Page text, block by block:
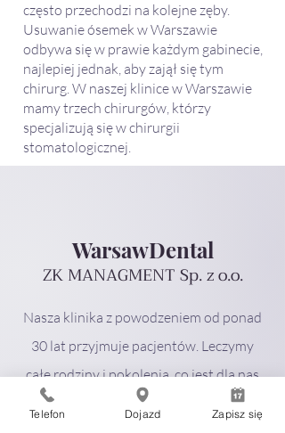
często przechodzi na kolejne zęby.
Usuwanie ósemek w Warszawie
odbywa się w prawie każdym gabinecie,
najlepiej jednak, aby zajął się tym
chirurg. W naszej klinice w Warszawie
mamy trzech chirurgów, którzy
specjalizują się wchirurgii
stomatologicznej.
WarsawDental
ZK MANAGMENT Sp. z o.o.
Nasza klinika z powodzeniem od ponad
30 lat przyjmuje pacjentów. Leczymy
całe rodziny i pokolenia, co jest dla nas
powodem do dumy i dowodem na to, że
Telefon Dojazd Zapisz się